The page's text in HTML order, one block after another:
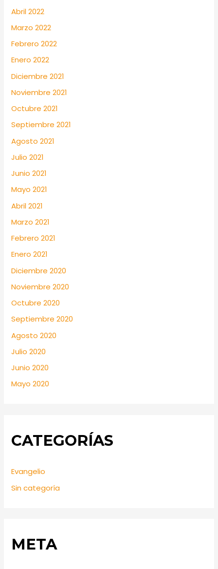
Abril 2022
Marzo 2022
Febrero 2022
Enero 2022
Diciembre 2021
Noviembre 2021
Octubre 2021
Septiembre 2021
Agosto 2021
Julio 2021
Junio 2021
Mayo 2021
Abril 2021
Marzo 2021
Febrero 2021
Enero 2021
Diciembre 2020
Noviembre 2020
Octubre 2020
Septiembre 2020
Agosto 2020
Julio 2020
Junio 2020
Mayo 2020
CATEGORÍAS
Evangelio
Sin categoría
META